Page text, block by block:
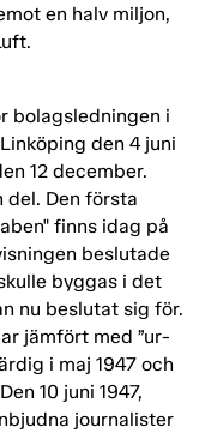
en halv miljon,
bolagsledningen i
den 4 juni
12 december.
del. Den första
finns idag på
beslutade
byggas i det
nu beslutat sig för.
jämfört med ”ur-
i maj 1947 och
10 juni 1947,
journalister